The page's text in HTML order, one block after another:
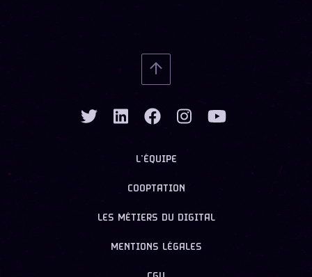
L’ÉQUIPE
COOPTATION
LES MÉTIERS DU DIGITAL
MENTIONS LÉGALES